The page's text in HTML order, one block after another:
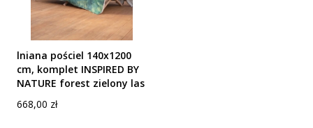
lniana pościel 140x1200
cm, komplet INSPIRED BY
NATURE forest zielony las
Cena
668,00 zł